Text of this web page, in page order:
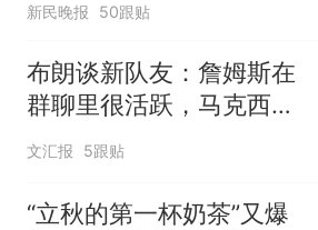
新民晚报 50跟贴
布朗谈新队友：詹姆斯在
群聊里很活跃，马克西最
早联系我
文汇报 5跟贴
“立秋的第一杯奶茶”又爆